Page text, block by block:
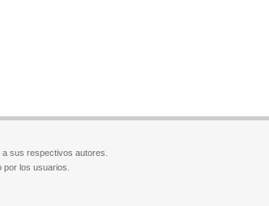
sus respectivos autores.
los usuarios.